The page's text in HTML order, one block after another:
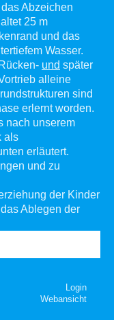
Abzeichen
25 m
und das
Wasser.
und später
alleine
sind
erlernt worden.
nach unserem
als
erläutert.
und zu
der Kinder
Ablegen der
Login
Webansicht